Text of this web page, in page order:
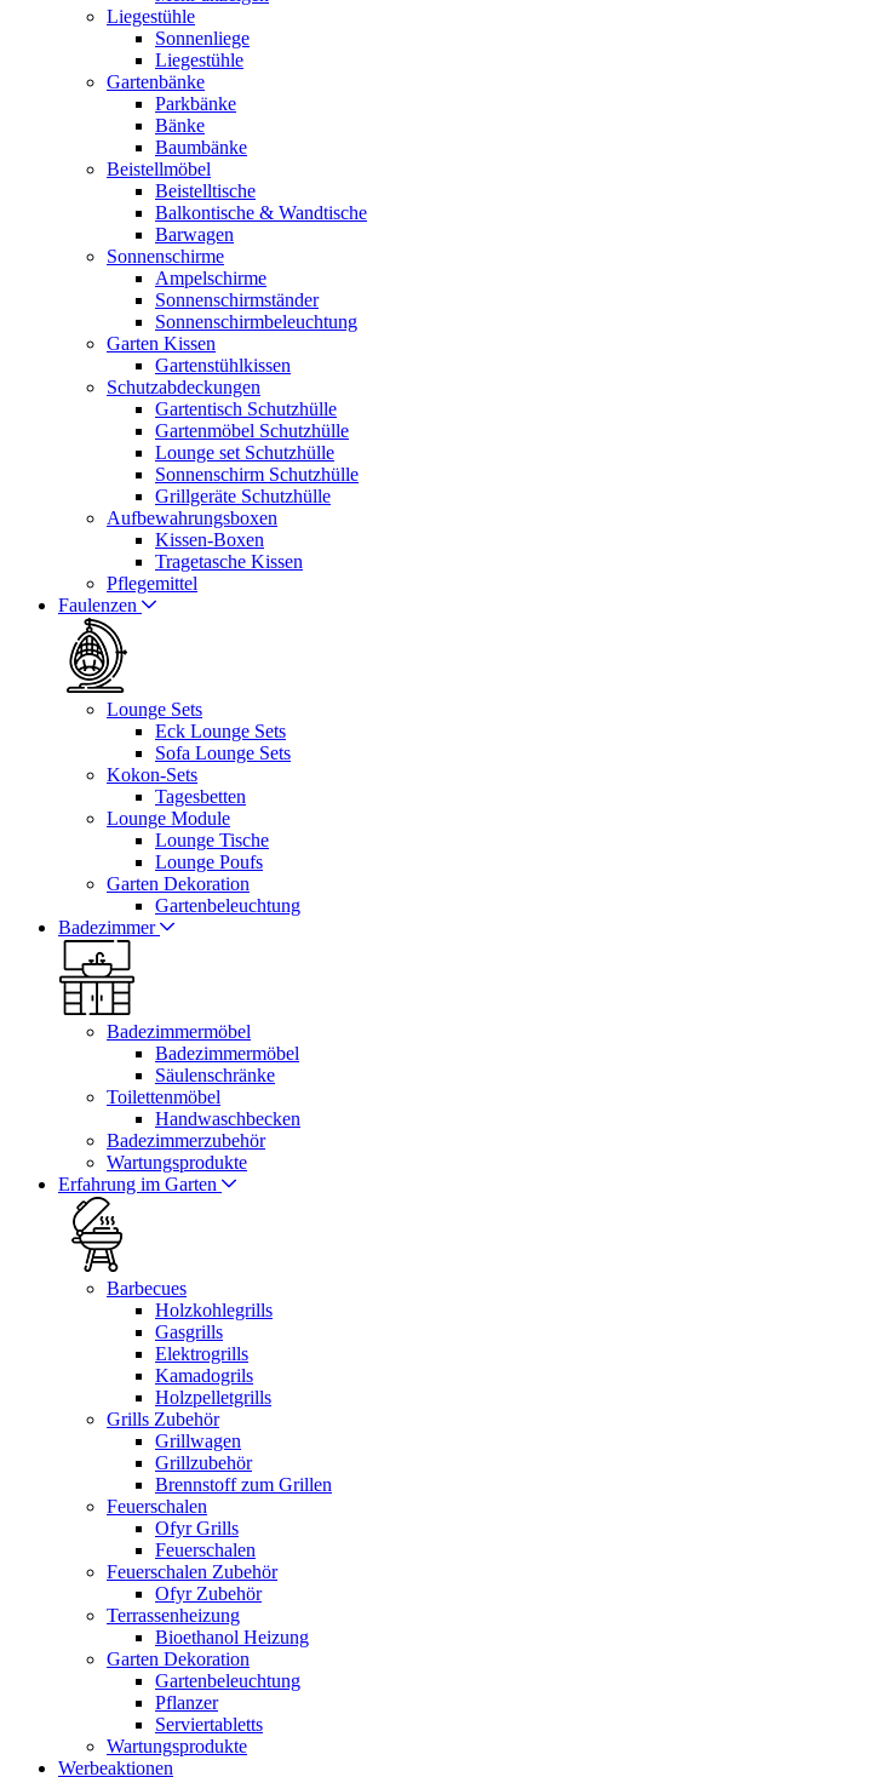
Liegestühle
Sonnenliege
Liegestühle
Gartenbänke
Parkbänke
Bänke
Baumbänke
Beistellmöbel
Beistelltische
Balkontische & Wandtische
Barwagen
Sonnenschirme
Ampelschirme
Sonnenschirmständer
Sonnenschirmbeleuchtung
Garten Kissen
Gartenstühlkissen
Schutzabdeckungen
Gartentisch Schutzhülle
Gartenmöbel Schutzhülle
Lounge set Schutzhülle
Sonnenschirm Schutzhülle
Grillgeräte Schutzhülle
Aufbewahrungsboxen
Kissen-Boxen
Tragetasche Kissen
Pflegemittel
Faulenzen
Lounge Sets
Eck Lounge Sets
Sofa Lounge Sets
Kokon-Sets
Tagesbetten
Lounge Module
Lounge Tische
Lounge Poufs
Garten Dekoration
Gartenbeleuchtung
Badezimmer
Badezimmermöbel
Badezimmermöbel
Säulenschränke
Toilettenmöbel
Handwaschbecken
Badezimmerzubehör
Wartungsprodukte
Erfahrung im Garten
Barbecues
Holzkohlegrills
Gasgrills
Elektrogrills
Kamadogrils
Holzpelletgrills
Grills Zubehör
Grillwagen
Grillzubehör
Brennstoff zum Grillen
Feuerschalen
Ofyr Grills
Feuerschalen
Feuerschalen Zubehör
Ofyr Zubehör
Terrassenheizung
Bioethanol Heizung
Garten Dekoration
Gartenbeleuchtung
Pflanzer
Serviertabletts
Wartungsprodukte
Werbeaktionen